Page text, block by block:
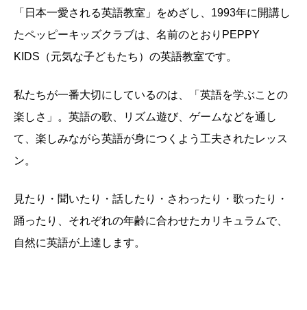
「日本一愛される英語教室」をめざし、1993年に開講し
たペッピーキッズクラブは、名前のとおりPEPPY
KIDS（元気な子どもたち）の英語教室です。
私たちが一番大切にしているのは、「英語を学ぶことの
楽しさ」。英語の歌、リズム遊び、ゲームなどを通し
て、楽しみながら英語が身につくよう工夫されたレッス
ン。
見たり・聞いたり・話したり・さわったり・歌ったり・
踊ったり、それぞれの年齢に合わせたカリキュラムで、
自然に英語が上達します。